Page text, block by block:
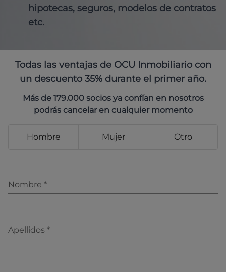
hipotecas, seguros, modelos de contratos
etc.
Todas las ventajas de OCU Inmobiliario con
un descuento 35% durante el primer año.
Más de 179.000 socios ya confían en nosotros
podrás cancelar en cualquier momento
Hombre Mujer Otro
Nombre *
Apellidos *